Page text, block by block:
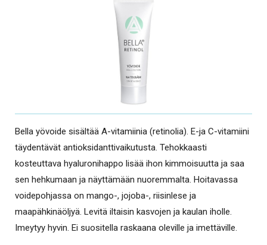
Bella yövoide sisältää A-vitamiinia (retinolia). E-ja C-vitamiini
täydentävät antioksidanttivaikutusta. Tehokkaasti
kosteuttava hyaluronihappo lisää ihon kimmoisuutta ja saa
sen hehkumaan ja näyttämään nuoremmalta. Hoitavassa
voidepohjassa on mango-, jojoba-, riisinlese ja
maapähkinäöljyä. Levitä iltaisin kasvojen ja kaulan iholle.
Imeytyy hyvin. Ei suositella raskaana oleville ja imettäville.